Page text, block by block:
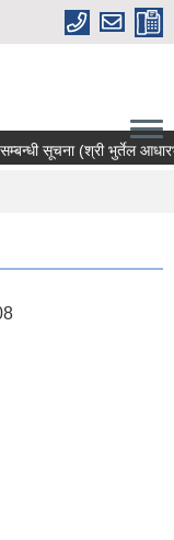
सूचना (श्री भुर्तेल आधारभुत